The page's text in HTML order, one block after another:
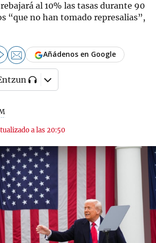
al 10% las tasas durante 90
“que no han tomado represalias”,
a las 20:50
Añádenos en Google